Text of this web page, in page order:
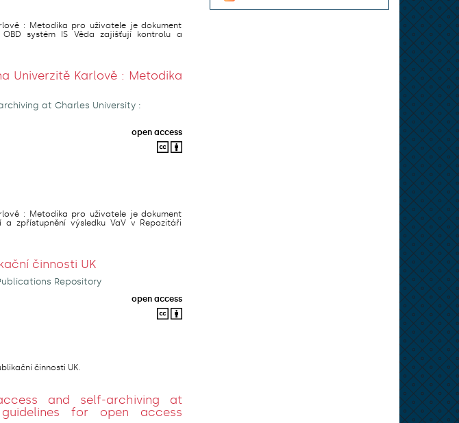
: Metodika pro uživatele je dokument
systém IS Věda zajišťují kontrolu a
Univerzitě Karlově : Metodika
at Charles University :
open access
: Metodika pro uživatele je dokument
zpřístupnění výsledku VaV v Repozitáři
činnosti UK
Repository
open access
činnosti UK.
and self-archiving at
for open access